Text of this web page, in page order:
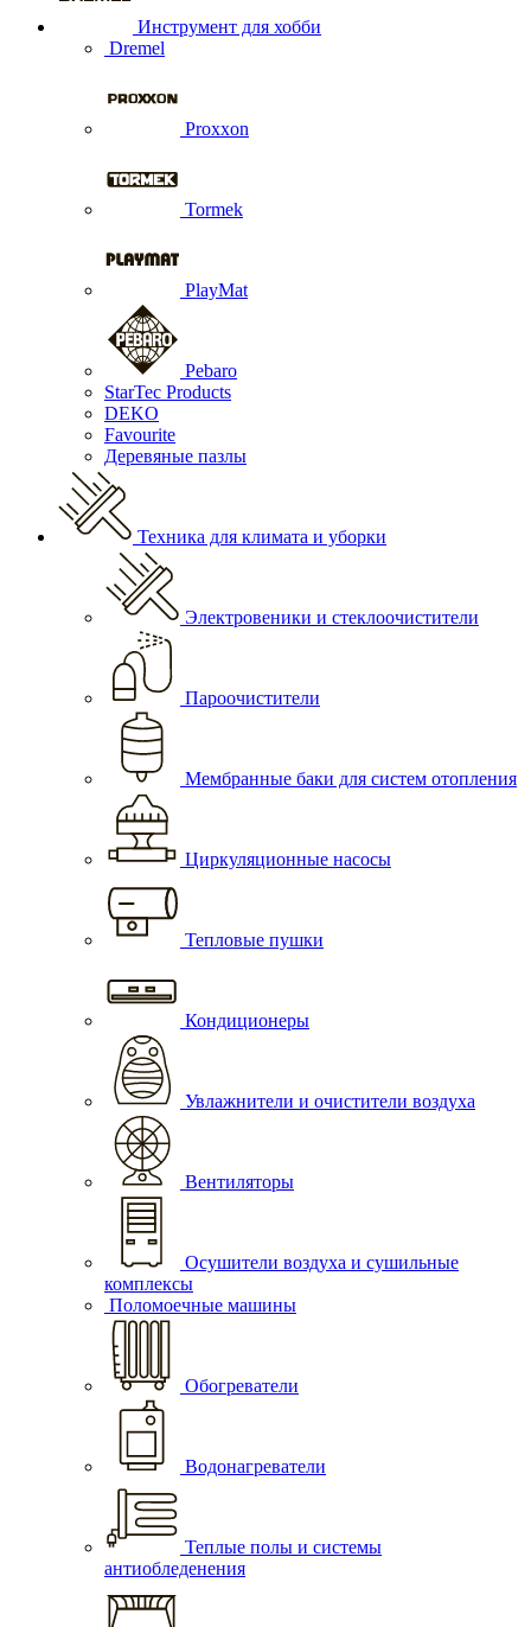
Инструмент для хобби
Dremel
Proxxon
Tormek
PlayMat
Pebaro
StarTec Products
DEKO
Favourite
Деревяные пазлы
Техника для климата и уборки
Электровеники и стеклоочистители
Пароочистители
Мембранные баки для систем отопления
Циркуляционные насосы
Тепловые пушки
Кондиционеры
Увлажнители и очистители воздуха
Вентиляторы
Осушители воздуха и сушильные
комплексы
Поломоечные машины
Обогреватели
Водонагреватели
Теплые полы и системы
антиобледенения